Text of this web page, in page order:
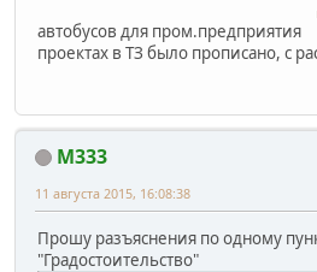
автобусов для пром.предприятия
проектах в ТЗ было прописано, с
M333
11 августа 2015, 16:08:38
Прошу разъяснения по одному
"Градостоительство"